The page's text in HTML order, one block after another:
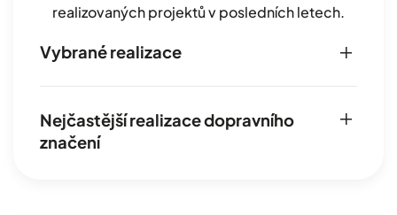
realizovaných projektů v posledních letech.
Vybrané realizace
Nejčastější realizace dopravního
značení